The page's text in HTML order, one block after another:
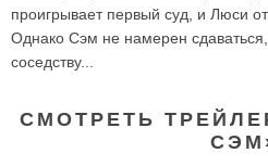
проигрывает первый суд, и Люси
Однако Сэм не намерен
соседству...
СМОТРЕТЬ